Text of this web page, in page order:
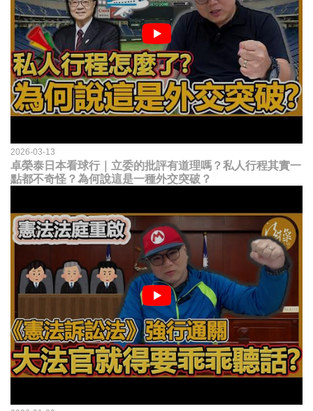
2026-03-13
卓榮泰日本看球行｜立委的批評有道理嗎？私人行程其實一
點都不奇怪？為何說這是一種外交突破？